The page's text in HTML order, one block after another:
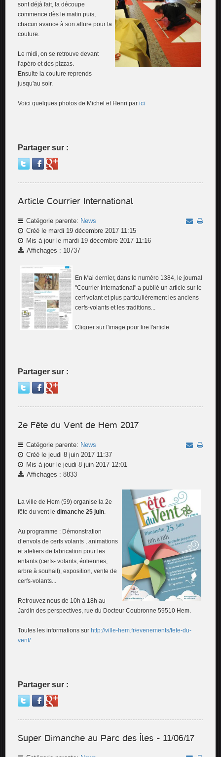
sont déjà fait, la découpe
commence dès le matin puis,
chacun avance à son allure pour la
couture.
Le midi, on se retrouve devant
l'apéro et des pizzas.
Ensuite la couture reprends
jusqu'au soir.
Voici quelques photos de Michel et Henri parici
Partager sur :
Article Courrier International
Catégorie parente: News
Créé le mardi 19 décembre 2017 11:15
Mis à jour le mardi 19 décembre 2017 11:16
Affichages : 10737
En Mai dernier, dans le numéro 1384, le journal
"Courrier International" a publié un article sur le
cerf volant et plus particulièrement les anciens
cerfs-volants et les traditions...
Cliquer sur l'image pour lire l'article
Partager sur :
2e Fête du Vent de Hem 2017
Catégorie parente: News
Créé le jeudi 8 juin 2017 11:37
Mis à jour le jeudi 8 juin 2017 12:01
Affichages : 8833
La ville de Hem (59) organise la 2e
fête du vent ledimanche 25 juin.
Au programme : Démonstration
d’envols de cerfs volants , animations
et ateliers de fabrication pour les
enfants (cerfs- volants, éoliennes,
arbre à souhait), exposition, vente de
cerfs-volants...
Retrouvez nous de 10h à 18h au
Jardin des perspectives, rue du Docteur Coubronne 59510 Hem.
Toutes les informations sur http://ville-hem.fr/evenements/fete-du-
vent/
Partager sur :
Super Dimanche au Parc des Îles - 11/06/17